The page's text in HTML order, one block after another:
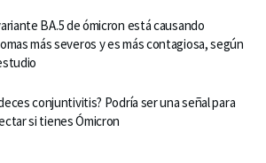
BA.5 de ómicron está causando
más severos y es más contagiosa, según
conjuntivitis? Podría ser una señal para
si tienes Ómicron